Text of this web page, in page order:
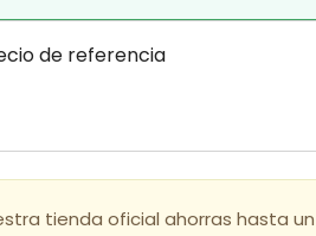
de referencia
tienda oficial ahorras hasta